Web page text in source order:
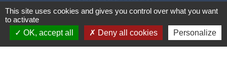
Commune de Puylaurens
1 rue de la Mairie
81700 Puylaurens - FRANCE
This site uses cookies and gives you control over what you want
to activate
OK, accept all
Deny all cookies Personalize